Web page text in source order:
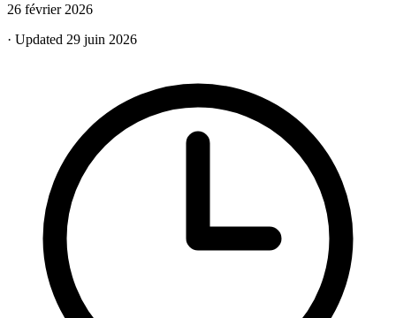
26 février 2026
· Updated 29 juin 2026